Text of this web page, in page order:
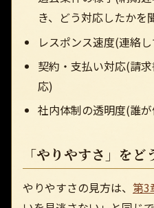
き、どう対応したかを
レスポンス速度(連絡
契約・支払い対応(請
応)
社内体制の透明度(誰
「やりやすさ」をど
やりやすさの見方は、 第3